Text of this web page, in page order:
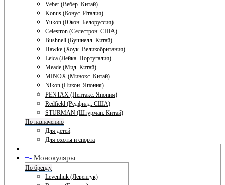
Veber (Вебер. Китай)
Konus (Конус. Италия)
Yukon (Юкон. Белоруссия)
Celestron (Селестрон. США)
Bushnell (Бушнелл. Китай)
Hawke (Хоук. Великобритания)
Leica (Лейка. Португалия)
Meade (Мид. Китай)
MINOX (Минокс. Китай)
Nikon (Никон. Япония)
PENTAX (Пентакс. Япония)
Redfield (Редфилд. США)
STURMAN (Штурман. Китай)
По назначению
Для детей
Для охоты и спорта
+- Монокуляры
По бренду
Levenhuk (Левенгук)